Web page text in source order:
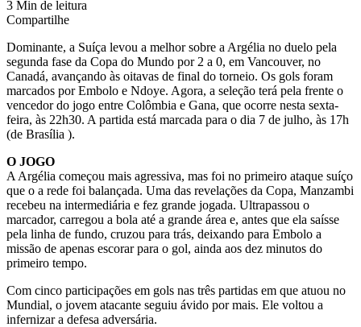
3 Min de leitura
Compartilhe
Dominante, a Suíça levou a melhor sobre a Argélia no duelo pela
segunda fase da Copa do Mundo por 2 a 0, em Vancouver, no
Canadá, avançando às oitavas de final do torneio. Os gols foram
marcados por Embolo e Ndoye. Agora, a seleção terá pela frente o
vencedor do jogo entre Colômbia e Gana, que ocorre nesta sexta-
feira, às 22h30. A partida está marcada para o dia 7 de julho, às 17h
(de Brasília ).
O JOGO
A Argélia começou mais agressiva, mas foi no primeiro ataque suíço
que o a rede foi balançada. Uma das revelações da Copa, Manzambi
recebeu na intermediária e fez grande jogada. Ultrapassou o
marcador, carregou a bola até a grande área e, antes que ela saísse
pela linha de fundo, cruzou para trás, deixando para Embolo a
missão de apenas escorar para o gol, ainda aos dez minutos do
primeiro tempo.
Com cinco participações em gols nas três partidas em que atuou no
Mundial, o jovem atacante seguiu ávido por mais. Ele voltou a
infernizar a defesa adversária.